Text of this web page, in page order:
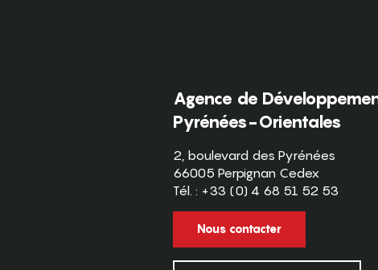
Agence de
Pyrénées-Orientales
2, boulevard des Pyrénées
66005 Perpignan Cedex
Tél. : +33 (0) 4 68 51 52 53
Nous contacter